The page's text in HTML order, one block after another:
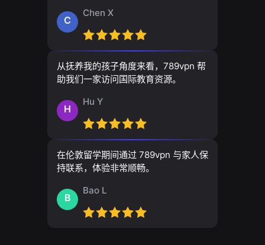
C
Chen X
从抚养我的孩子角度来看，789vpn 帮
助我们一家访问国际教育资源。
H
Hu Y
在伦敦留学期间通过 789vpn 与家人保
持联系，体验非常顺畅。
B
Bao L